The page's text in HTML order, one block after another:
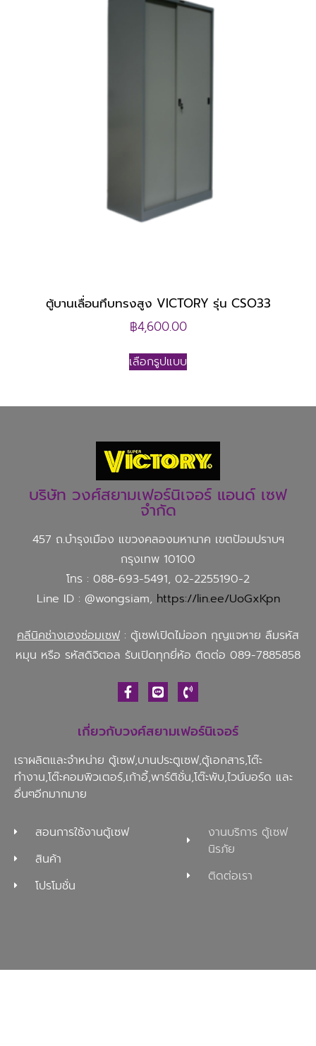
ตู้บานเลื่อนทึบทรงสูง VICTORY รุ่น CSO33
฿4,600.00
เลือกรูปแบบ
บริษัท วงศ์สยามเฟอร์นิเจอร์ แอนด์ เซฟ
จำกัด
457 ถ.บำรุงเมือง แขวงคลองมหานาค เขตป้อมปราบฯ
กรุงเทพ 10100
โทร : 088-693-5491, 02-2255190-2
Line ID : @wongsiam, https://lin.ee/UoGxKpn
คลีนิคช่างเฮงซ่อมเซฟ : ตู้เซฟเปิดไม่ออก กุญแจหาย ลืมรหัส
หมุน หรือ รหัสดิจิตอล รับเปิดทุกยี่ห้อ ติดต่อ 089-7885858
เกี่ยวกับวงศ์สยามเฟอร์นิเจอร์
เราผลิตและจำหน่าย ตู้เซฟ,บานประตูเซฟ,ตู้เอกสาร,โต๊ะ
ทำงาน,โต๊ะคอมพิวเตอร์,เก้าอี้,พาร์ติชั่น,โต๊ะพับ,ไวน์บอร์ด และ
อื่นๆอีกมากมาย
สอนการใช้งานตู้เซฟ
สินค้า
โปรโมชั่น
งานบริการ ตู้เซฟ
นิรภัย
ติดต่อเรา